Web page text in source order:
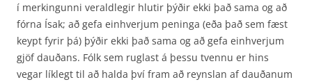
í merkingunni veraldlegir hlutir þýðir ekki það sama og að
fórna Ísak; að gefa einhverjum peninga (eða það sem fæst
keypt fyrir þá) þýðir ekki það sama og að gefa einhverjum
gjöf dauðans. Fólk sem ruglast á þessu tvennu er hins
vegar líklegt til að halda því fram að reynslan af dauðanum